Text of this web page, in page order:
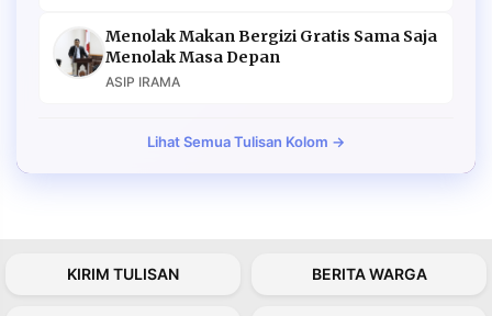
Menolak Makan Bergizi Gratis Sama Saja
Menolak Masa Depan
ASIP IRAMA
Lihat Semua Tulisan Kolom →
KIRIM TULISAN BERITA WARGA